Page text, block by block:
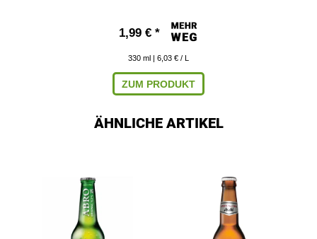
1,99 € *
330 ml | 6,03 € / L
ZUM PRODUKT
ÄHNLICHE ARTIKEL